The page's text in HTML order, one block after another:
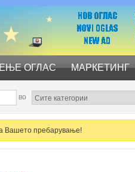
ОГЛАС МАРКЕТИНГ
во
Вашето пребарување!